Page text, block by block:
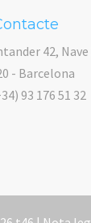
42, Nave
- Barcelona
93 176 51 32